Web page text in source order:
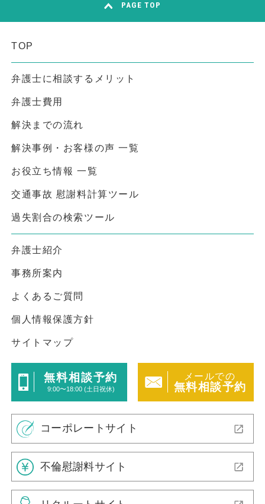
PAGE TOP
TOP
弁護士に相談するメリット
弁護士費用
解決までの流れ
解決事例・お客様の声 一覧
お役立ち情報 一覧
交通事故 慰謝料計算ツール
過失割合の検索ツール
弁護士紹介
事務所案内
よくあるご質問
個人情報保護方針
サイトマップ
無料相談予約
9:00〜18:00 (土日祝休)
メールでの
無料相談予約
コーポレートサイト
不倫慰謝料サイト